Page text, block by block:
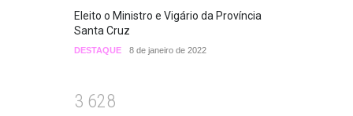
Eleito o Ministro e Vigário da Província
Santa Cruz
DESTAQUE 8 de janeiro de 2022
3 628